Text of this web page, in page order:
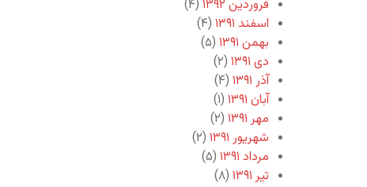
فروردین ۱۳۹۲
(۴)
اسفند ۱۳۹۱
(۴)
بهمن ۱۳۹۱
(۵)
دی ۱۳۹۱
(۲)
آذر ۱۳۹۱
(۴)
آبان ۱۳۹۱
(۱)
مهر ۱۳۹۱
(۲)
شهریور ۱۳۹۱
(۲)
مرداد ۱۳۹۱
(۵)
تیر ۱۳۹۱
(۸)